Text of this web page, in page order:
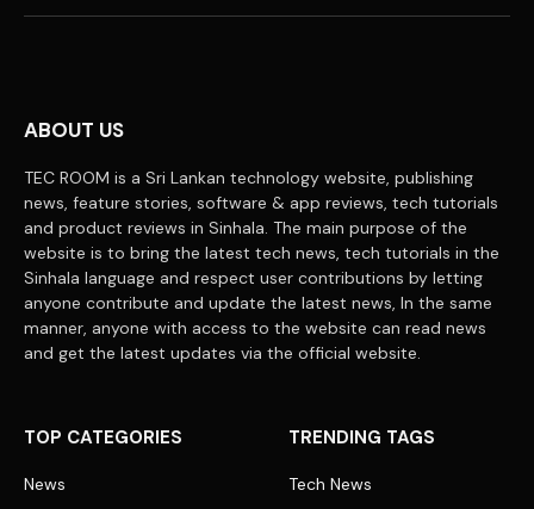
(Twitter)
ABOUT US
TEC ROOM is a Sri Lankan technology website, publishing
news, feature stories, software & app reviews, tech tutorials
and product reviews in Sinhala. The main purpose of the
website is to bring the latest tech news, tech tutorials in the
Sinhala language and respect user contributions by letting
anyone contribute and update the latest news, In the same
manner, anyone with access to the website can read news
and get the latest updates via the official website.
TOP CATEGORIES
News
TRENDING TAGS
Tech News